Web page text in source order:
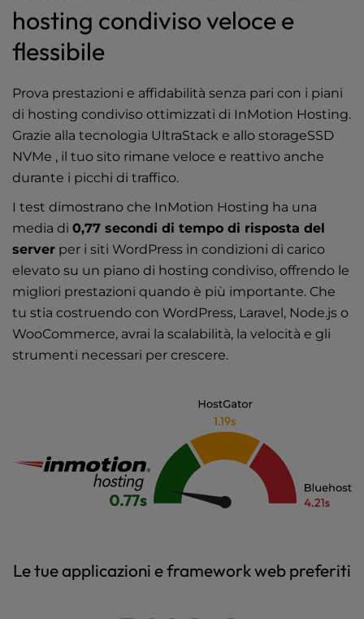
hosting condiviso veloce e
flessibile
Prova prestazioni e affidabilità senza pari con i piani
di hosting condiviso ottimizzati di InMotion Hosting.
Grazie alla tecnologia UltraStack e allo storageSSD
NVMe , il tuo sito rimane veloce e reattivo anche
durante i picchi di traffico.
I test dimostrano che InMotion Hosting ha una
media di 0,77 secondi di tempo di risposta del
server per i siti WordPress in condizioni di carico
elevato su un piano di hosting condiviso, offrendo le
migliori prestazioni quando è più importante. Che
tu stia costruendo con WordPress, Laravel, Node.js o
WooCommerce, avrai la scalabilità, la velocità e gli
strumenti necessari per crescere.
Le tue applicazioni e framework web preferiti